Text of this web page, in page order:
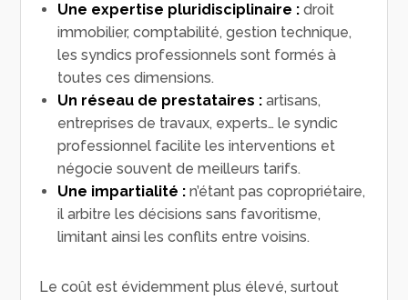
Une expertise pluridisciplinaire : droit
immobilier, comptabilité, gestion technique,
les syndics professionnels sont formés à
toutes ces dimensions.
Un réseau de prestataires : artisans,
entreprises de travaux, experts… le syndic
professionnel facilite les interventions et
négocie souvent de meilleurs tarifs.
Une impartialité :n’étant pas copropriétaire,
il arbitre les décisions sans favoritisme,
limitant ainsi les conflits entre voisins.
Le coût est évidemment plus élevé, surtout